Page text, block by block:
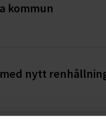
kommun
nytt